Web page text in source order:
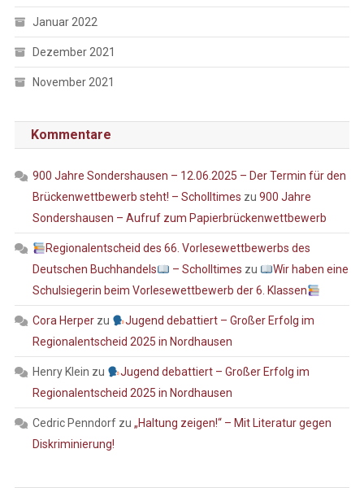
Januar 2022
Dezember 2021
November 2021
Kommentare
900 Jahre Sondershausen – 12.06.2025 – Der Termin für den
Brückenwettbewerb steht! – Scholltimes zu 900 Jahre
Sondershausen – Aufruf zum Papierbrückenwettbewerb
Regionalentscheid des 66. Vorlesewettbewerbs des
Deutschen Buchhandels
– Scholltimes zu
Wir haben eine
Schulsiegerin beim Vorlesewettbewerb der 6. Klassen
Cora Herperzu
Jugend debattiert – Großer Erfolg im
Regionalentscheid 2025 in Nordhausen
Henry Klein zu
Jugend debattiert – Großer Erfolg im
Regionalentscheid 2025 in Nordhausen
Cedric Penndorfzu „Haltung zeigen!“ – Mit Literatur gegen
Diskriminierung!